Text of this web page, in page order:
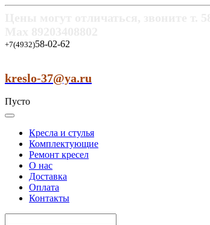
+7(4932)58-02-62
kreslo-37@ya.ru
Пусто
Кресла и стулья
Комплектующие
Ремонт кресел
О нас
Доставка
Оплата
Контакты